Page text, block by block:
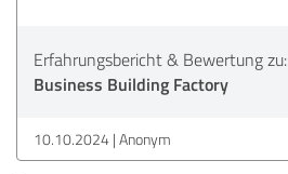
Erfahrungsbericht & Bewertung zu:
Business Building Factory
10.10.2024 Anonym